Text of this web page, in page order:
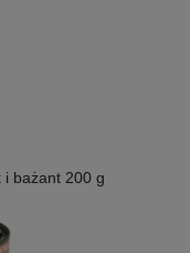
i bażant 200 g